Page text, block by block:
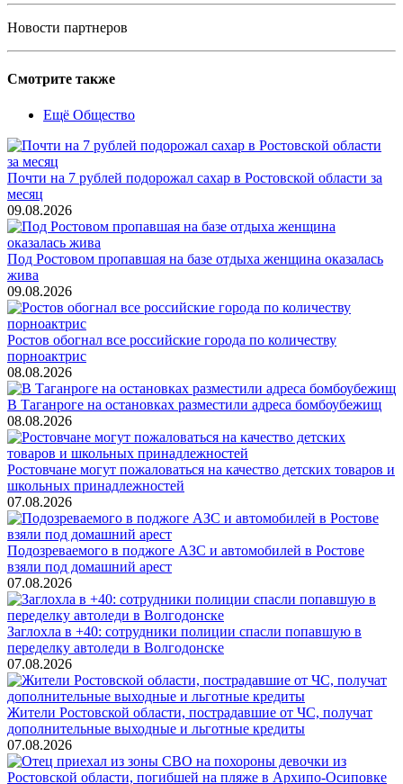
Новости партнеров
Смотрите также
Ещё Общество
Почти на 7 рублей подорожал сахар в Ростовской области за
месяц
09.08.2026
Под Ростовом пропавшая на базе отдыха женщина оказалась
жива
09.08.2026
Ростов обогнал все российские города по количеству
порноактрис
08.08.2026
В Таганроге на остановках разместили адреса бомбоубежищ
08.08.2026
Ростовчане могут пожаловаться на качество детских товаров и
школьных принадлежностей
07.08.2026
Подозреваемого в поджоге АЗС и автомобилей в Ростове
взяли под домашний арест
07.08.2026
Заглохла в +40: сотрудники полиции спасли попавшую в
переделку автоледи в Волгодонске
07.08.2026
Жители Ростовской области, пострадавшие от ЧС, получат
дополнительные выходные и льготные кредиты
07.08.2026